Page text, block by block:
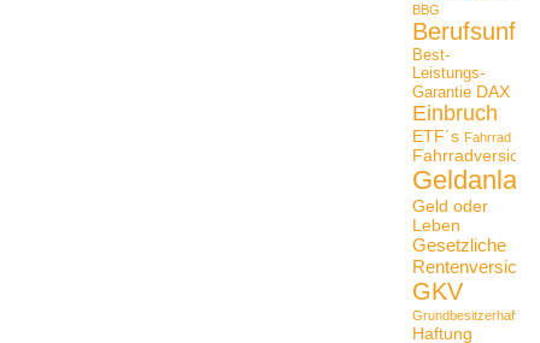
BBG
Best-
Leistungs-
Garantie DAX
Einbruch
ETF´s Fahrrad
Geld oder
Leben
Gesetzliche
GKV
Haftung